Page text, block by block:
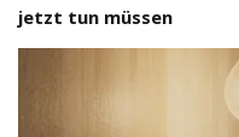
jetzt tun müssen